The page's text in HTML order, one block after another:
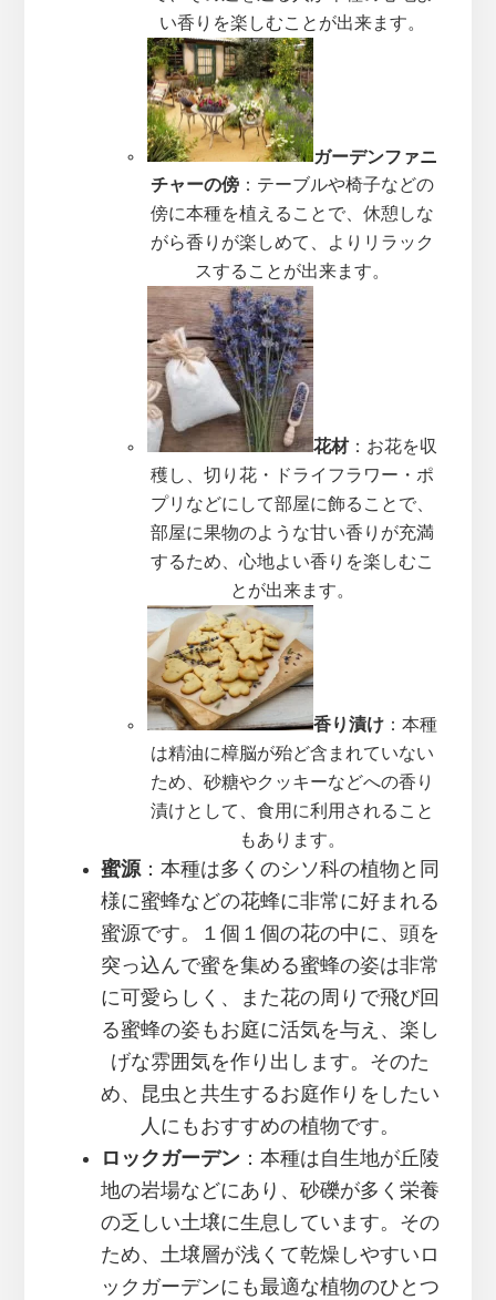
い香りを楽しむことが出来ます。
ガーデンファニ
チャーの傍 ：テーブルや椅子などの
傍に本種を植えることで、休憩しな
がら香りが楽しめて、よりリラック
スすることが出来ます。
花材：お花を収
穫し、切り花・ドライフラワー・ポ
プリなどにして部屋に飾ることで、
部屋に果物のような甘い香りが充満
するため、心地よい香りを楽しむこ
とが出来ます。
香り漬け ：本種
は精油に樟脳が殆ど含まれていない
ため、砂糖やクッキーなどへの香り
漬けとして、食用に利用されること
もあります。
蜜源：本種は多くのシソ科の植物と同
様に蜜蜂などの花蜂に非常に好まれる
蜜源です。１個１個の花の中に、頭を
突っ込んで蜜を集める蜜蜂の姿は非常
に可愛らしく、また花の周りで飛び回
る蜜蜂の姿もお庭に活気を与え、楽し
げな雰囲気を作り出します。そのた
め、昆虫と共生するお庭作りをしたい
人にもおすすめの植物です。
ロックガーデン ：本種は自生地が丘陵
地の岩場などにあり、砂礫が多く栄養
の乏しい土壌に生息しています。その
ため、土壌層が浅くて乾燥しやすいロ
ックガーデンにも最適な植物のひとつ